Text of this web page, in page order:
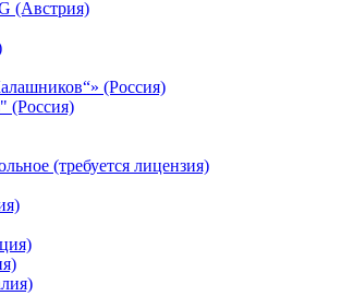
(Австрия)
(Россия)
(Россия)
(требуется лицензия)